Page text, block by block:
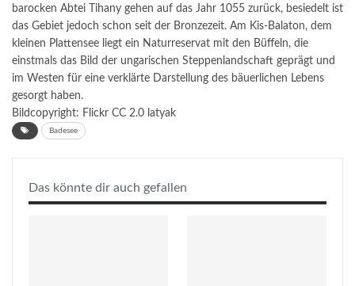
barocken Abtei Tihany gehen auf das Jahr 1055 zurück, besiedelt ist
das Gebiet jedoch schon seit der Bronzezeit. Am Kis-Balaton, dem
kleinen Plattensee liegt ein Naturreservat mit den Büffeln, die
einstmals das Bild der ungarischen Steppenlandschaft geprägt und
im Westen für eine verklärte Darstellung des bäuerlichen Lebens
gesorgt haben.
Bildcopyright: Flickr CC 2.0 latyak
Badesee
Das könnte dir auch gefallen